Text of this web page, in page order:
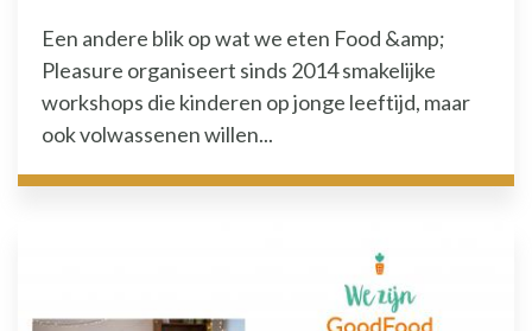
Een andere blik op wat we eten Food &amp;
Pleasure organiseert sinds 2014 smakelijke
workshops die kinderen op jonge leeftijd, maar
ook volwassenen willen...